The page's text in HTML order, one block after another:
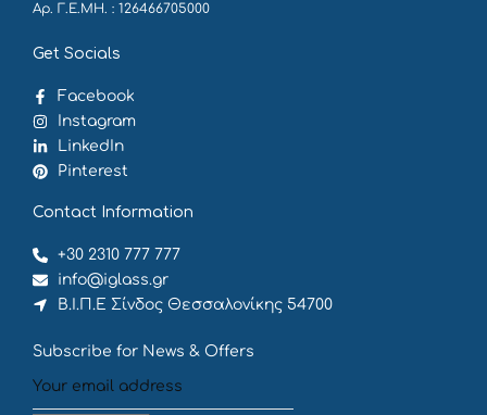
Αρ. Γ.Ε.ΜΗ. : 126466705000
Get Socials
Facebook
Instagram
LinkedIn
Pinterest
Contact Information
+30 2310 777 777
info@iglass.gr
Β.Ι.Π.Ε Σίνδος Θεσσαλονίκης 54700
Subscribe for News & Offers